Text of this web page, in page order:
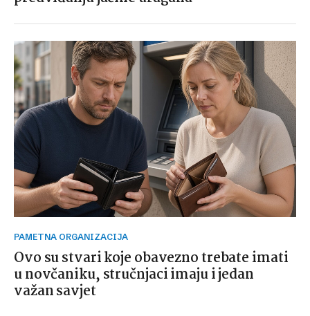
PAMETNA ORGANIZACIJA
Ovo su stvari koje obavezno trebate imati
u novčaniku, stručnjaci imaju i jedan
važan savjet